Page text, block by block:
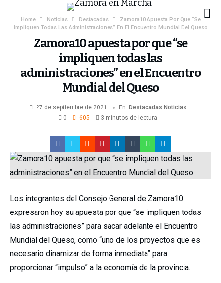
Home Noticias Destacadas
Zamora10 Apuesta Por Que “se
Impliquen Todas Las Administraciones” En El Encuentro Mundial Del Queso
Zamora10 apuesta por que “se
impliquen todas las
administraciones” en el Encuentro
Mundial del Queso
27 de septiembre de 2021 En: Destacadas Noticias
0
605 3 minutos de lectura
Los integrantes del Consejo General de Zamora10
expresaron hoy su apuesta por que “se impliquen todas
las administraciones” para sacar adelante el Encuentro
Mundial del Queso, como “uno de los proyectos que es
necesario dinamizar de forma inmediata” para
proporcionar “impulso” a la economía de la provincia.